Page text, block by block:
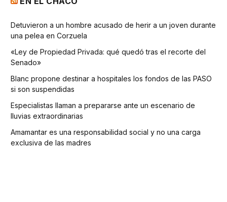
Detuvieron a un hombre acusado de herir a un joven durante
una pelea en Corzuela
«Ley de Propiedad Privada: qué quedó tras el recorte del
Senado»
Blanc propone destinar a hospitales los fondos de las PASO
si son suspendidas
Especialistas llaman a prepararse ante un escenario de
lluvias extraordinarias
Amamantar es una responsabilidad social y no una carga
exclusiva de las madres